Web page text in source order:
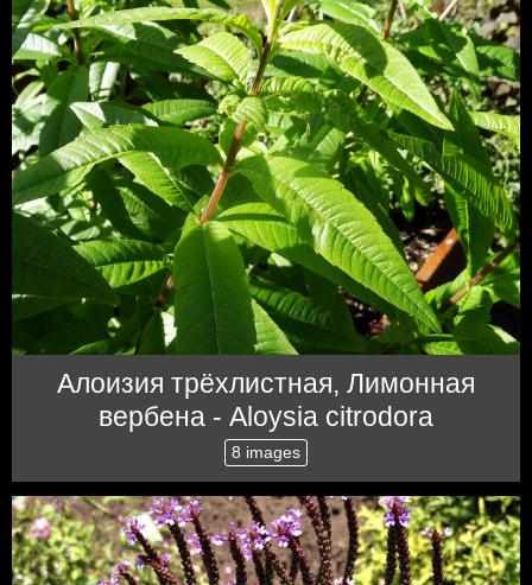
Алоизия трёхлистная, Лимонная
вербена - Aloysia citrodora
8 images